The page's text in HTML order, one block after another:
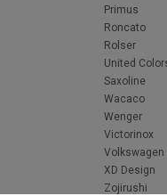
Primus
Roncato
Rolser
United
Saxoline
Wacaco
Wenger
Victorinox
Volkswagen
XD Design
Zojirushi